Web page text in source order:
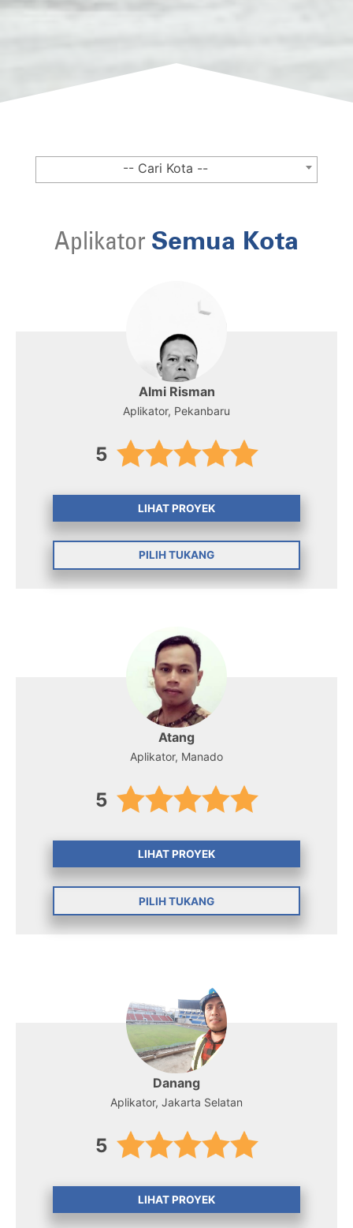
-- Cari Kota --
Aplikator Semua Kota
Almi Risman
Aplikator, Pekanbaru
5
LIHAT PROYEK
PILIH TUKANG
Atang
Aplikator, Manado
5
LIHAT PROYEK
PILIH TUKANG
Danang
Aplikator, Jakarta Selatan
5
LIHAT PROYEK